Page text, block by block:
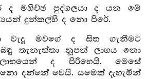
ද මහිච්ඡ පුද්ගලයා ද යන මේ
දුන්කල්හි ද නො පිරේ.
වැදූ මවගේ ද සිත ගැනීමට
තැනැත්තා නූපන් ලාභය නො
ද පිරිහෙයි. මෙසේ
දන්නේ වෙයි. යමෙක් දැහැමින්